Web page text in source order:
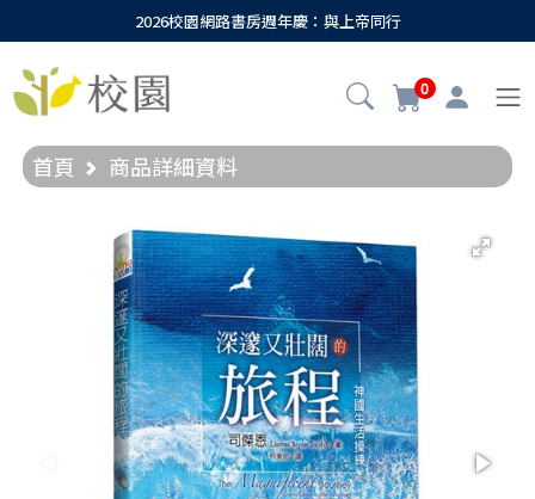
2026校園網路書房週年慶：與上帝同行
0
首頁 商品詳細資料